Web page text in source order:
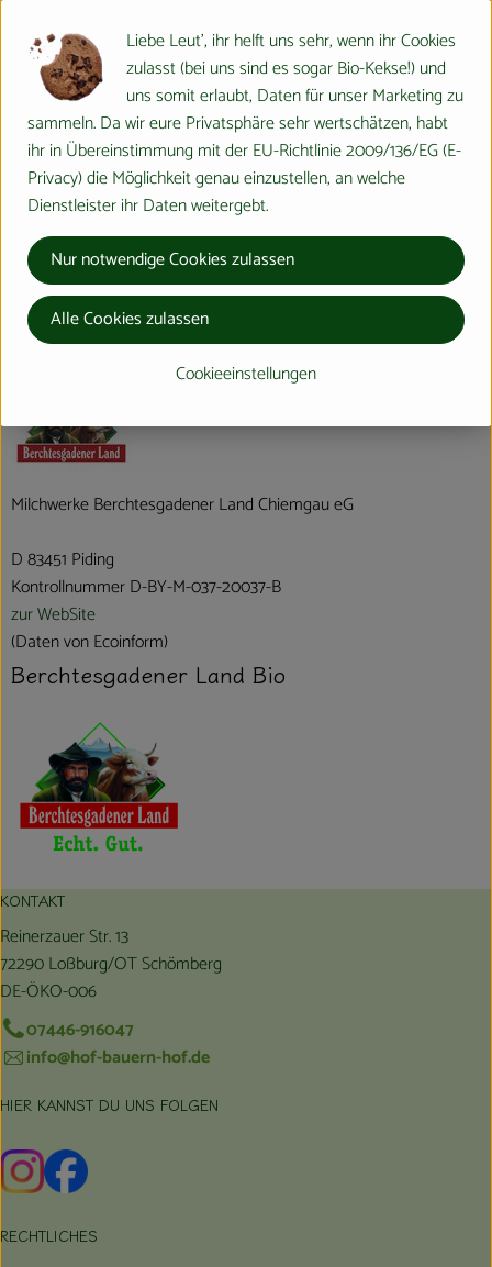
Nährwert-Info
Produktdatenblatt
Herkunft
Hersteller: Berchtesgadener Land Bio
Milchwerke Berchtesgadener Land Chiemgau eG
D 83451 Piding
Kontrollnummer D-BY-M-037-20037-B
zur WebSite
(Daten von Ecoinform)
Berchtesgadener Land Bio
KONTAKT
Reinerzauer Str. 13
72290 Loßburg/OT Schömberg
DE-ÖKO-006
07446-916047
info@hof-bauern-hof.de
HIER KANNST DU UNS FOLGEN
Externer Link zu https://www.instagram.com/hofbauernhof/
Externer Link zu https://www.facebook.com/
RECHTLICHES
Liebe Leut', ihr helft uns sehr, wenn ihr Cookies
zulasst (bei uns sind es sogar Bio-Kekse!) und
uns somit erlaubt, Daten für unser Marketing zu
sammeln. Da wir eure Privatsphäre sehr wertschätzen, habt
ihr in Übereinstimmung mit der EU-Richtlinie 2009/136/EG (E-
Privacy) die Möglichkeit genau einzustellen, an welche
Dienstleister ihr Daten weitergebt.
Cookieeinstellungen
Nur notwendige Cookies zulassen
Alle Cookies zulassen